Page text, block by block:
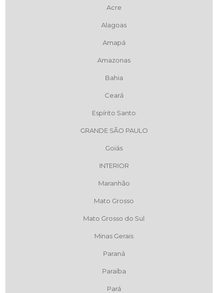
Acre
Alagoas
Amapá
Amazonas
Bahia
Ceará
Espírito Santo
GRANDE SÃO PAULO
Goiás
INTERIOR
Maranhão
Mato Grosso
Mato Grosso do Sul
Minas Gerais
Paraná
Paraíba
Pará